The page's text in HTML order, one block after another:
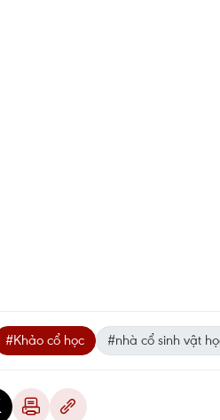
#Khảo cổ học #nhà cổ sinh vật